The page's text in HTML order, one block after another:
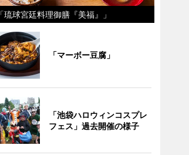
「琉球宮廷料理御膳『美福』」
「マーボー豆腐」
「池袋ハロウィンコスプレ
フェス」過去開催の様子